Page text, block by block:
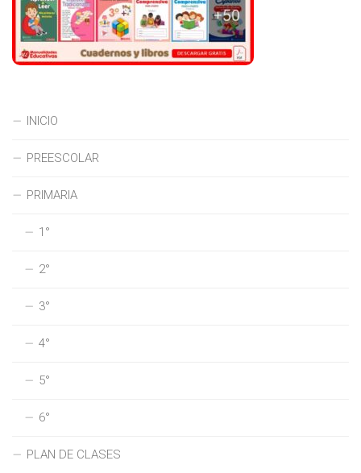
INICIO
PREESCOLAR
PRIMARIA
1°
2°
3°
4°
5°
6°
PLAN DE CLASES